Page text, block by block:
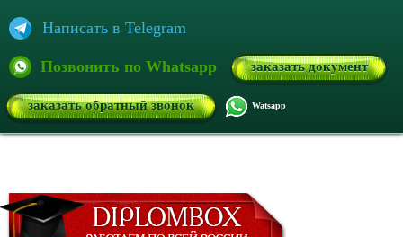
Написать в Telegram
Позвонить по Whatsapp заказать документ
заказать обратный звонок Watsapp